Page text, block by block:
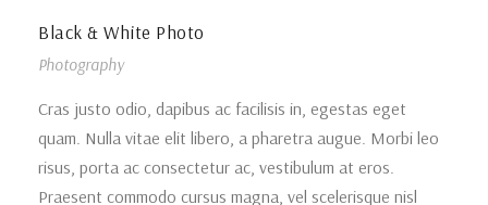
Black & White Photo
Photography
Cras justo odio, dapibus ac facilisis in, egestas eget
quam. Nulla vitae elit libero, a pharetra augue. Morbi leo
risus, porta ac consectetur ac, vestibulum at eros.
Praesent commodo cursus magna, vel scelerisque nisl